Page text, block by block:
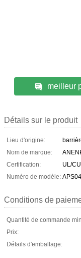
meilleur
Détails sur le produit
Lieu d'origine:
Nom de marque:
Certification:
UL/
Numéro de modèle:
Conditions de
Quantité de commande
Prix:
Détails d'emballage: